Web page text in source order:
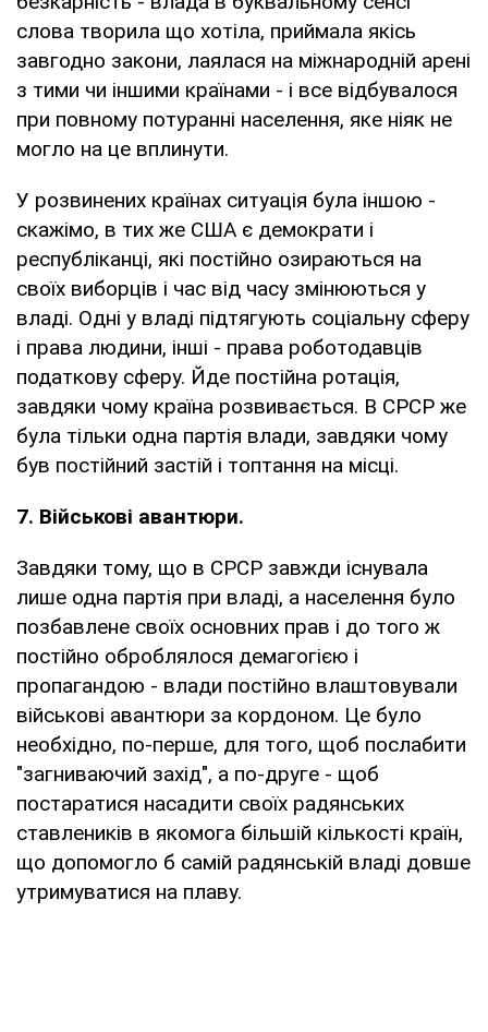
слова творила що хотіла, приймала якісь
завгодно закони, лаялася на міжнародній арені
з тими чи іншими країнами - і все відбувалося
при повному потуранні населення, яке ніяк не
могло на це вплинути.
У розвинених країнах ситуація була іншою -
скажімо, в тих же США є демократи і
республіканці, які постійно озираються на
своїх виборців і час від часу змінюються у
владі. Одні у владі підтягують соціальну сферу
і права людини, інші - права роботодавців
податкову сферу. Йде постійна ротація,
завдяки чому країна розвивається. В СРСР же
була тільки одна партія влади, завдяки чому
був постійний застій і топтання на місці.
7. Військові авантюри.
Завдяки тому, що в СРСР завжди існувала
лише одна партія при владі, а населення було
позбавлене своїх основних прав і до того ж
постійно оброблялося демагогією і
пропагандою - влади постійно влаштовували
військові авантюри за кордоном. Це було
необхідно, по-перше, для того, щоб послабити
"загниваючий захід", а по-друге - щоб
постаратися насадити своїх радянських
ставлеників в якомога більшій кількості країн,
що допомогло б самій радянській владі довше
утримуватися на плаву.